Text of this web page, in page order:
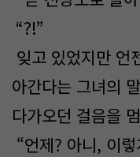
“?!”
잊고 있었지만 언
아간다는 그녀의
다가오던 걸음을
“언제? 아니, 이